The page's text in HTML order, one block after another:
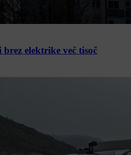
elektrike več tisoč